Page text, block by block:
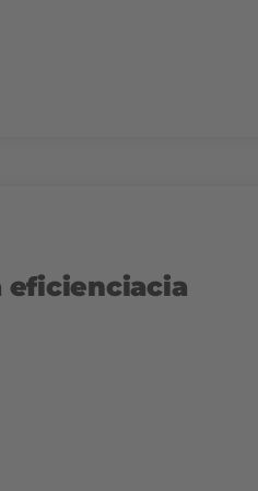
eficienciacia